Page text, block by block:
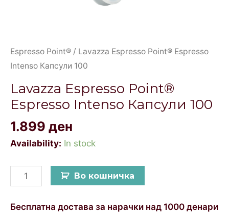
Espresso Point® / Lavazza Espresso Point® Espresso
Intenso Капсули 100
Lavazza Espresso Point®
Espresso Intenso Капсули 100
1.899 ден
Availability: In stock
Во кошничка
Бесплатна достава за нарачки над 1000 денари